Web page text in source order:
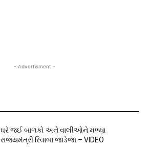
- Advertisment -
ઘરે જઈ બાળકો અને વાલીઓને મળ્યા
રાજ્યમંત્રી રિવાબા જાડેજા – VIDEO